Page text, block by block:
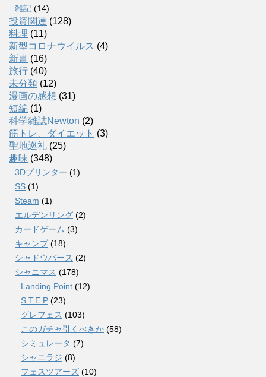
雑記 (14)
投資関連 (128)
料理 (11)
新型コロナウイルス (4)
新書 (16)
旅行 (40)
未分類 (12)
漫画の感想 (31)
短編 (1)
科学雑誌Newton (2)
筋トレ、ダイエット (3)
聖地巡礼 (25)
趣味 (348)
3Dプリンター (1)
SS (1)
Steam (1)
エルデンリング (2)
カードゲーム (3)
キャンプ(18)
シャドウバース (2)
シャニマス (178)
Landing Point (12)
S.T.E.P (23)
グレフェス (103)
このガチャ引くべきか (58)
シミュレータ (7)
シャニラジ (8)
フェスツアーズ (10)